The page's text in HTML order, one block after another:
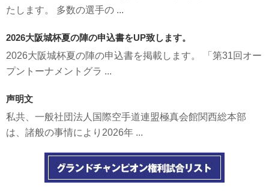
たします。 多数の選手の ...
2026大阪城杯夏の陣の申込書をUP致します。
2026大阪城杯夏の陣の申込書を掲載します。 「第31回オー
プントーナメントグラ ...
声明文
私共、一般社団法人国際空手道連盟極真会館関西総本部
は、諸般の事情により2026年 ...